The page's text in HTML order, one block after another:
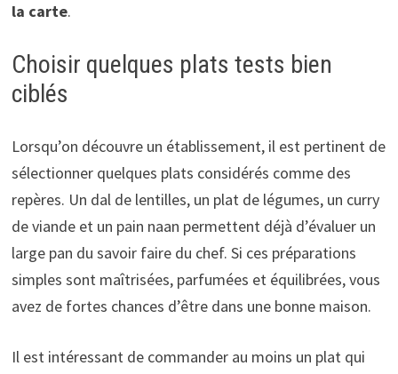
la carte.
Choisir quelques plats tests bien
ciblés
Lorsqu’on découvre un établissement, il est pertinent de
sélectionner quelques plats considérés comme des
repères. Un dal de lentilles, un plat de légumes, un curry
de viande et un pain naan permettent déjà d’évaluer un
large pan du savoir faire du chef. Si ces préparations
simples sont maîtrisées, parfumées et équilibrées, vous
avez de fortes chances d’être dans une bonne maison.
Il est intéressant de commander au moins un plat qui